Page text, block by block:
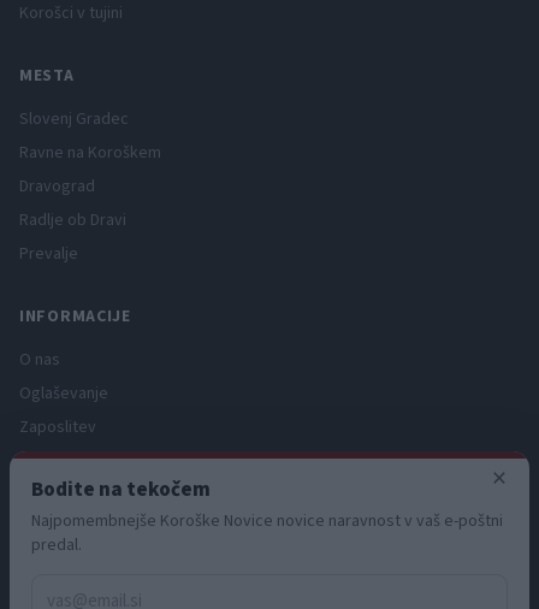
Korošci v tujini
MESTA
Slovenj Gradec
Ravne na Koroškem
Dravograd
Radlje ob Dravi
Prevalje
INFORMACIJE
O nas
Oglaševanje
Zaposlitev
Pravno obvestilo
Zasebnost in piškotki
Storitve
Pogoji uporabe
×
Bodite na tekočem
Najpomembnejše Koroške Novice novice naravnost v vaš e-poštni
predal.